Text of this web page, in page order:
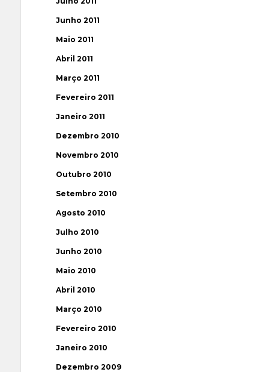
Junho 2011
Maio 2011
Abril 2011
Março 2011
Fevereiro 2011
Janeiro 2011
Dezembro 2010
Novembro 2010
Outubro 2010
Setembro 2010
Agosto 2010
Julho 2010
Junho 2010
Maio 2010
Abril 2010
Março 2010
Fevereiro 2010
Janeiro 2010
Dezembro 2009